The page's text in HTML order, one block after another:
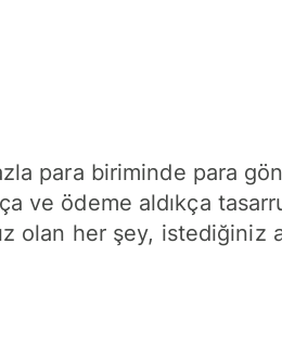
para biriminde para
ve ödeme aldıkça
olan her şey, istediğiniz